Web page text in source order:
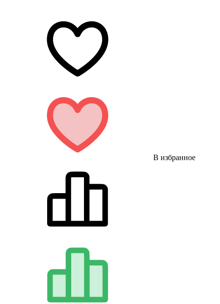
В избранное